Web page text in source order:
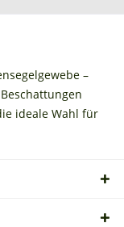
–
ideale Wahl für